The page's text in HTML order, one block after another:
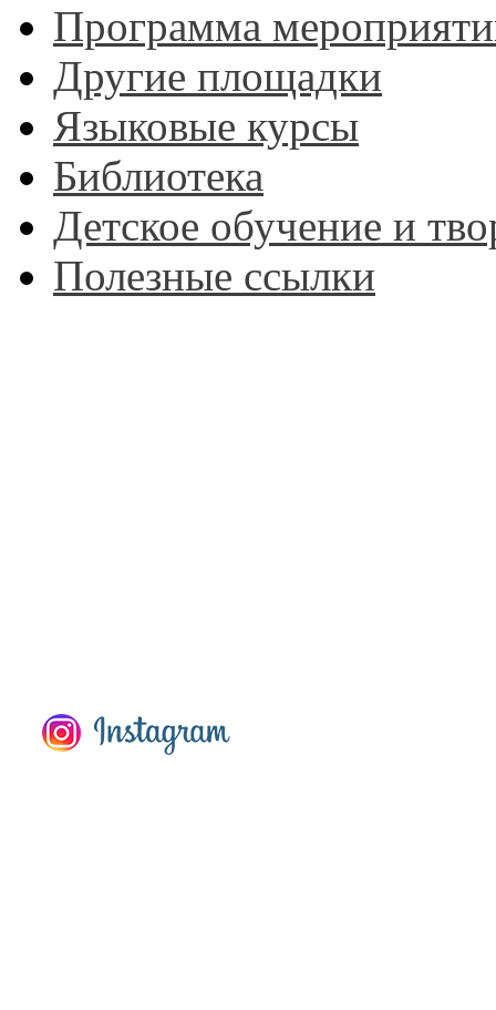
Программа
Другие площадки
Языковые курсы
Библиотека
Детское обучение и
Полезные ссылки